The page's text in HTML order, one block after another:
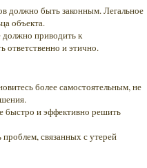
должно быть законным. Легальное
объекта.
должно приводить к
ответственно и этично.
более самостоятельным, не
быстро и эффективно решить
связанных с утерей